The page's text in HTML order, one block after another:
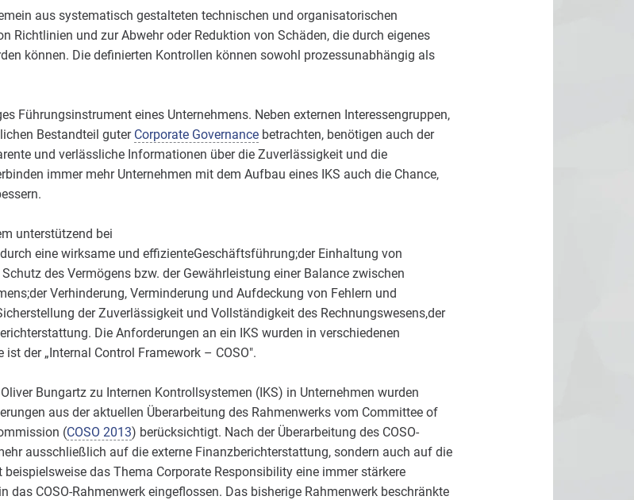
aus systematisch gestalteten technischen und organisatorischen
Richtlinien und zur Abwehr oder Reduktion von Schäden, die durch eigenes
können. Die definierten Kontrollen können sowohl prozessunabhängig als
Führungsinstrument eines Unternehmens. Neben externen Interessengruppen,
Bestandteil guter Corporate Governancebetrachten, benötigen auch der
und verlässliche Informationen über die Zuverlässigkeit und die
immer mehr Unternehmen mit dem Aufbau eines IKS auch die Chance,
unterstützend bei
eine wirksame und effizienteGeschäftsführung;der Einhaltung von
des Vermögens bzw. der Gewährleistung einer Balance zwischen
Verhinderung, Verminderung und Aufdeckung von Fehlern und
der Zuverlässigkeit und Vollständigkeit des Rechnungswesens,der
Die Anforderungen an ein IKS wurden in verschiedenen
der „Internal Control Framework – COSO".
Bungartz zu Internen Kontrollsystemen (IKS) in Unternehmen wurden
aus der aktuellen Überarbeitung des Rahmenwerks vom Committee of
(COSO 2013) berücksichtigt. Nach der Überarbeitung des COSO-
ausschließlich auf die externe Finanzberichterstattung, sondern auch auf die
das Thema Corporate Responsibility eine immer stärkere
das COSO-Rahmenwerk eingeflossen. Das bisherige Rahmenwerk beschränkte